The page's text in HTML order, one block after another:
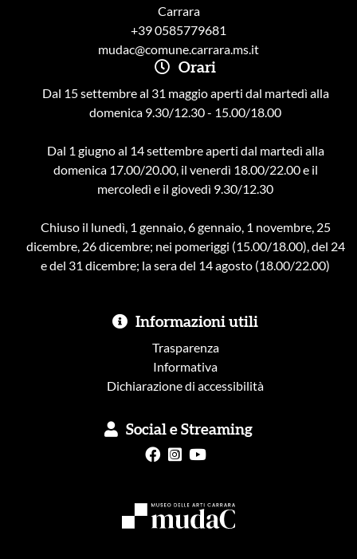
Carrara
+39 0585779681
mudac@comune.carrara.ms.it
Orari
Dal 15 settembre al 31 maggio aperti dal martedì alla
domenica 9.30/12.30 - 15.00/18.00
Dal 1 giugno al 14 settembre aperti dal martedì alla
domenica 17.00/20.00, il venerdì 18.00/22.00 e il
mercoledì e il giovedì 9.30/12.30
Chiuso il lunedì, 1 gennaio, 6 gennaio, 1 novembre, 25
dicembre, 26 dicembre; nei pomeriggi (15.00/18.00), del 24
e del 31 dicembre; la sera del 14 agosto (18.00/22.00)
Informazioni utili
Trasparenza
Informativa
Dichiarazione di accessibilità
Social e Streaming